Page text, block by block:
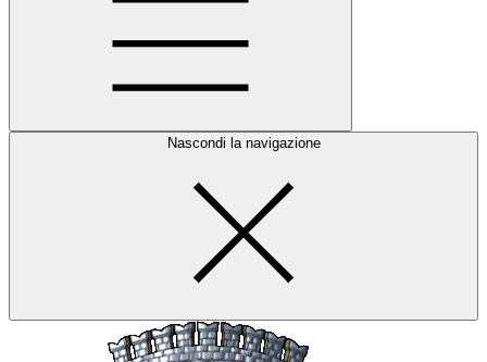
Nascondi la navigazione